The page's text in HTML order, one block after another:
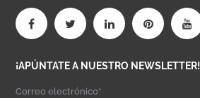
¡APÚNTATE A NUESTRO NEWSLETTER!
Correo electrónico*